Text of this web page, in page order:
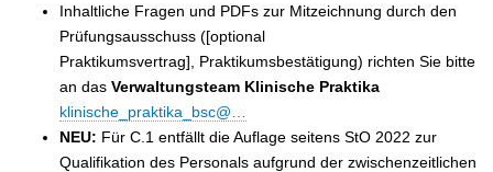
Inhaltliche Fragen und PDFs zur Mitzeichnung durch den
Prüfungsausschuss ([optional
Praktikumsvertrag], Praktikumsbestätigung) richten Sie bitte
an das Verwaltungsteam Klinische Praktika
klinische_praktika_bsc@…
NEU: Für C.1 entfällt die Auflage seitens StO 2022 zur
Qualifikation des Personals aufgrund der zwischenzeitlichen